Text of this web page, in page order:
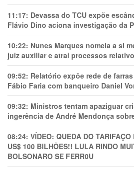
11:17: Devassa do TCU expõe
Flávio Dino aciona investigação da
10:22: Nunes Marques nomeia a si
juiz auxiliar e atrai processos
09:52: Relatório expõe rede de farras
Fábio Faria com banqueiro Daniel
09:32: Ministros tentam apaziguar
ingerência de André Mendonça
08:24: VÍDEO: QUEDA DO TARIFAÇO
US$ 100 BILHÕES!! LULA RINDO
BOLSONARO SE FERR0U